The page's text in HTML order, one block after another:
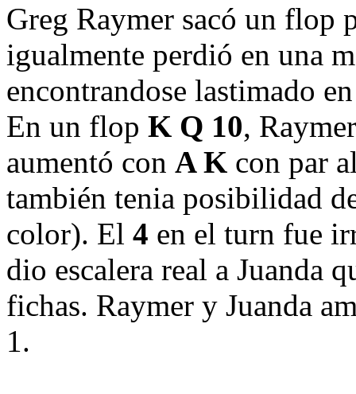
Greg Raymer sacó un flop
igualmente perdió en una
encontrandose lastimado
En un flop K Q 10,
aumentó con A K con par
también tenia posibilidad
color). El 4 en el turn fue
dio escalera real a Juanda
fichas. Raymer y Juanda
1.